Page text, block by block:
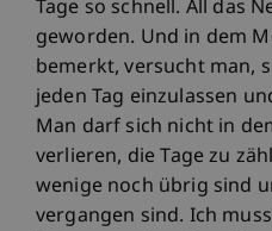
Tage so schnell. All das
geworden. Und in dem
bemerkt, versucht man,
jeden Tag einzulassen
Man darf sich nicht in
verlieren, die Tage zu
wenige noch übrig sind
vergangen sind. Ich